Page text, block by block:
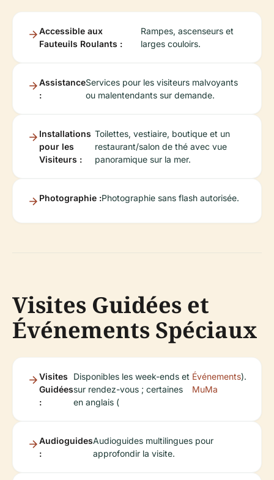
Accessible aux
Fauteuils Roulants :
Rampes, ascenseurs et
larges couloirs.
Assistance
:
Services pour les visiteurs malvoyants
ou malentendants sur demande.
Installations
pour les
Visiteurs :
Toilettes, vestiaire, boutique et un
restaurant/salon de thé avec vue
panoramique sur la mer.
Photographie :Photographie sans flash autorisée.
Visites Guidées et
Événements Spéciaux
Visites
Guidées
:
Disponibles les week-ends et
sur rendez-vous ; certaines
en anglais (
Événements
MuMa
).
Audioguides
:
Audioguides multilingues pour
approfondir la visite.